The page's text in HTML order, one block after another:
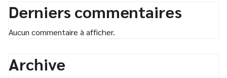
Derniers commentaires
Aucun commentaire à afficher.
Archive